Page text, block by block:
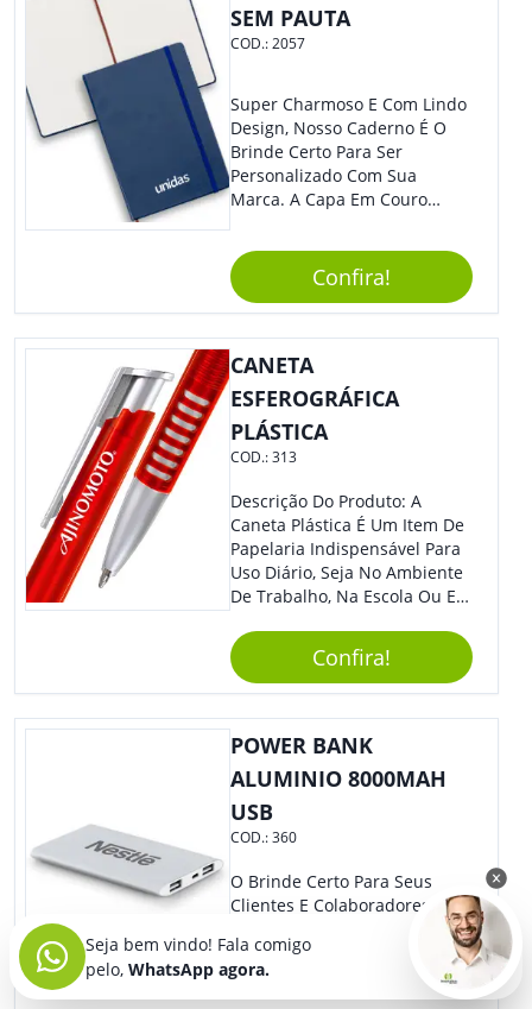
Precisam Em Apenas Um
Item! Demais, Não É?!
E Ofereça A Seus Clientes E
Colaboradores. Útil E
Funcional, Com Certeza Todo
Mundo Irá Amar.
SEM PAUTA
COD.:2057
Super Charmoso E Com Lindo
Design, Nosso Caderno É O
Brinde Certo Para Ser
Personalizado Com Sua
Marca. A Capa Em Couro
Elástico Permite Maior
Segurança Ao Carregá-Lo.
Ofereça A Seus Clientes E
Colaboradores, Sem Dúvidas
Eles Irão Adorar.
Confira!
CANETA
ESFEROGRÁFICA
PLÁSTICA
COD.:313
Descrição Do Produto: A
Caneta Plástica É Um Item De
Papelaria Indispensável Para
Uso Diário, Seja No Ambiente
De Trabalho, Na Escola Ou Em
Resistente, Possui Tinta De
Qualidade Que Garante Uma
Escrita Suave E Sem Borrões.
Benefícios: - Praticidade: Leve
E Compacta, Pode Ser
Bolsas, Mochilas E Estojos. -
Durabilidade: Sua Estrutura
Resistente Garante Uma
Quebra Ou Danos. - Escrita
Precisa: A Ponta Fina Permite
Legível Em Diversos Tipos De
Papel. Usos Sugeridos: -
Anotações: Ideal Para Fazer
Confira!
POWER BANK
ALUMINIO 8000MAH
USB
COD.:360
O Brinde Certo Para Seus
Clientes E Colaboradores Se
Conectados. Nosso Power
Bank Tem Design Moderno E
Leve, Perfeito Para Carregar
Seja bem vindo! Fala comigo
pelo, WhatsApp agora.